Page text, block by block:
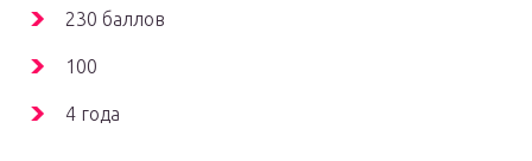
230 баллов
100
4 года